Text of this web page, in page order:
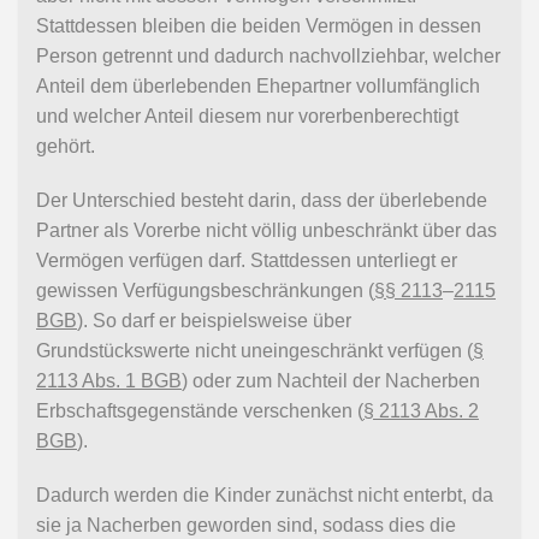
Stattdessen bleiben die beiden Vermögen in dessen
Person getrennt und dadurch nachvollziehbar, welcher
Anteil dem überlebenden Ehepartner vollumfänglich
und welcher Anteil diesem nur vorerbenberechtigt
gehört.
Der Unterschied besteht darin, dass der überlebende
Partner als Vorerbe nicht völlig unbeschränkt über das
Vermögen verfügen darf. Stattdessen unterliegt er
gewissen Verfügungsbeschränkungen (§§ 2113–2115
BGB). So darf er beispielsweise über
Grundstückswerte nicht uneingeschränkt verfügen (§
2113 Abs. 1 BGB) oder zum Nachteil der Nacherben
Erbschaftsgegenstände verschenken (§ 2113 Abs. 2
BGB).
Dadurch werden die Kinder zunächst nicht enterbt, da
sie ja Nacherben geworden sind, sodass dies die